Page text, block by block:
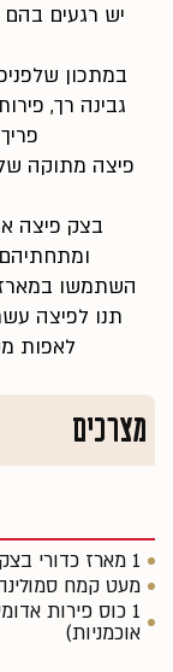
יש רגעים
במתכון
גבינה רך,
פיצה מתוקה
בצק פיצה
השתמשו במארז
תנו לפיצה
לאפות
מצרכים
1 מארז כדורי בצק פיצה "קראסט" של שמרית (מכיל 2 כדורים)
מעט קמח
1 כוס פירות
אוכמניות)